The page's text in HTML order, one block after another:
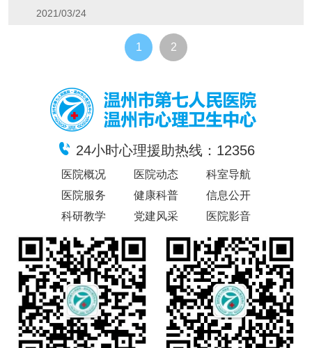
2021/03/24
1 2
24小时心理援助热线：12356
医院概况 医院动态
科室导航
医院服务
健康科普
信息公开
科研教学
党建风采 医院影音